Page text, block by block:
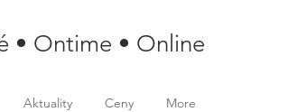
• Ontime • Online
Aktuality Ceny More